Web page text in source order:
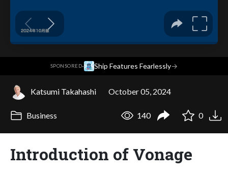
SPONSORED· Ship Features Fearlessly→
Katsumi Takahashi October 05, 2024
Business 140 0
Introduction of Vonage